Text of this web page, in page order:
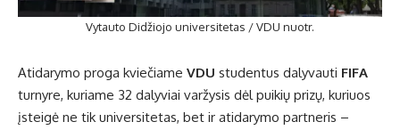
Vytauto Didžiojo universitetas / VDU nuotr.
Atidarymo proga kviečiame VDU studentus dalyvauti FIFA
turnyre, kuriame 32 dalyviai varžysis dėl puikių prizų, kuriuos
įsteigė ne tik universitetas, bet ir atidarymo partneris –